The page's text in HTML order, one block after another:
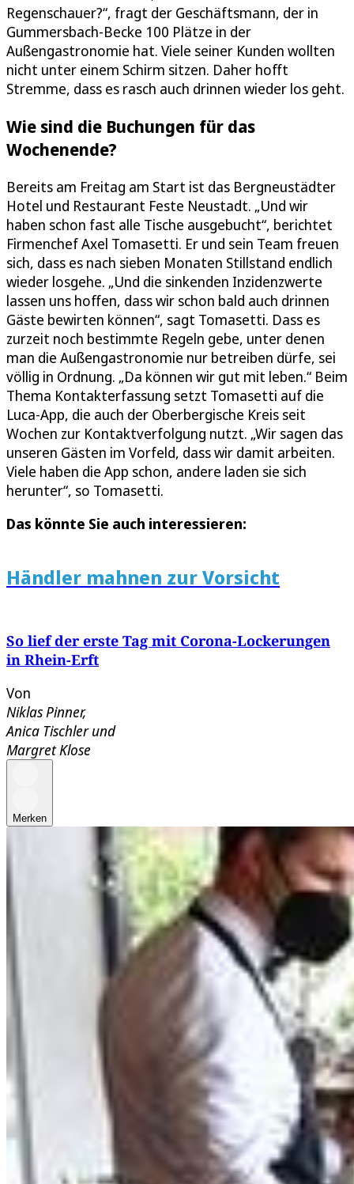
Regenschauer?“, fragt der Geschäftsmann, der in
Gummersbach-Becke 100 Plätze in der
Außengastronomie hat. Viele seiner Kunden wollten
nicht unter einem Schirm sitzen. Daher hofft
Stremme, dass es rasch auch drinnen wieder los geht.
Wie sind die Buchungen für das
Wochenende?
Bereits am Freitag am Start ist das Bergneustädter
Hotel und Restaurant Feste Neustadt. „Und wir
haben schon fast alle Tische ausgebucht“, berichtet
Firmenchef Axel Tomasetti. Er und sein Team freuen
sich, dass es nach sieben Monaten Stillstand endlich
wieder losgehe. „Und die sinkenden Inzidenzwerte
lassen uns hoffen, dass wir schon bald auch drinnen
Gäste bewirten können“, sagt Tomasetti. Dass es
zurzeit noch bestimmte Regeln gebe, unter denen
man die Außengastronomie nur betreiben dürfe, sei
völlig in Ordnung. „Da können wir gut mit leben.“ Beim
Thema Kontakterfassung setzt Tomasetti auf die
Luca-App, die auch der Oberbergische Kreis seit
Wochen zur Kontaktverfolgung nutzt. „Wir sagen das
unseren Gästen im Vorfeld, dass wir damit arbeiten.
Viele haben die App schon, andere laden sie sich
herunter“, so Tomasetti.
Das könnte Sie auch interessieren:
Händler mahnen zur Vorsicht
So lief der erste Tag mit Corona-Lockerungen
in Rhein-Erft
Von
Niklas Pinner,
Anica Tischlerund
Margret Klose
Merken